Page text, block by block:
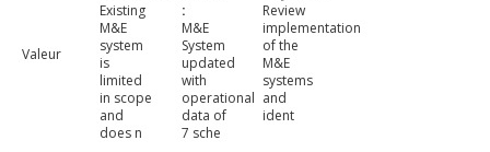
Valeur
Existing
M&E
system
is
limited
in scope
and
does n
M&E
System
updated
with
operational
data of
7 sche
Review
implementation
of the
M&E
systems
and
ident